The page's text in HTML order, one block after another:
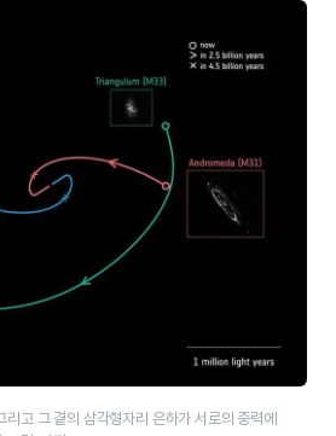
리고 그 곁의 삼각형자리 은하가 서로의 중력에